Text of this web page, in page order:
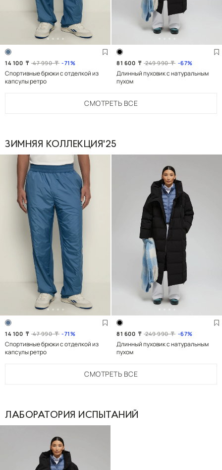
СМОТРЕТЬ ВСЕ
Спортивные брюки с отделкой из
капсулы ретро
47 990 ₸
14 100 ₸ 71
Длинный пуховик с натуральным
пухом
249 990 ₸
81 600 ₸ 67
ЗИМНЯЯ КОЛЛЕКЦИЯ'25
СМОТРЕТЬ ВСЕ
Спортивные брюки с отделкой из
капсулы ретро
47 990 ₸
14 100 ₸ 71
Длинный пуховик с натуральным
пухом
249 990 ₸
81 600 ₸ 67
ЛАБОРАТОРИЯ ИСПЫТАНИЙ